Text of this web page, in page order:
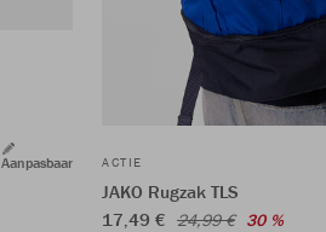
Aanpasbaar ACTIE
JAKO Rugzak TLS
17,49 € 24,99 € 30 %